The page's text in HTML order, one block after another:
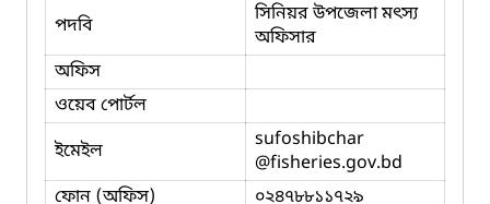
পদবি
সিনিয়র উপজেলা মৎস্য
অফিসার
অফিস
ওয়েব পোর্টল
ইমেইল
sufoshibchar
@fisheries.gov.bd
ফোন (অফিস)
০২৪৭৮৮১১৭২৯